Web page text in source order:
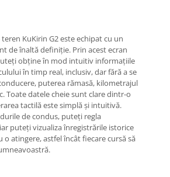
KuKirin G2 este echipat cu un
de înaltă definiție. Prin acest ecran
obține în mod intuitiv informațiile
în timp real, inclusiv, dar fără a se
puterea rămasă, kilometrajul
Toate datele cheie sunt clare dintr-o
tactilă este simplă și intuitivă.
de condus, puteți regla
puteți vizualiza înregistrările istorice
o atingere, astfel încât fiecare cursă să